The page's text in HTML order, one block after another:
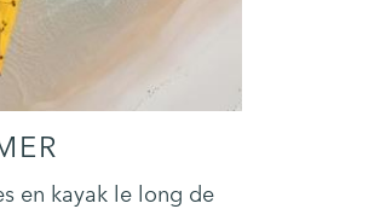
en kayak le long de